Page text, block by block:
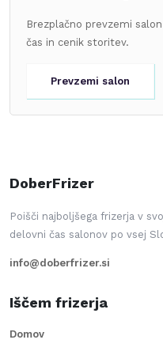
Brezplačno prevzemi
čas in cenik storitev.
Prevzemi salon
DoberFrizer
Poišči najboljšega frizerja v
delovni čas salonov po vsej
info@doberfrizer.si
Iščem frizerja
Domov